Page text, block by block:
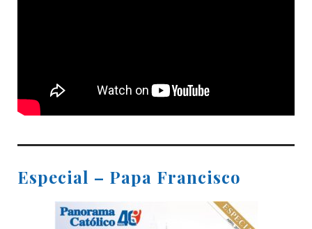
Especial – Papa Francisco